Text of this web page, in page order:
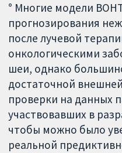
° Многие модели
прогнозирования
после лучевой
онкологическими
шеи, однако
достаточной
проверки на данных
участвовавших в
чтобы можно было
реальной